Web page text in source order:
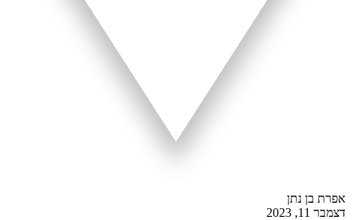
אפרת בן נתן
דצמבר 11, 2023